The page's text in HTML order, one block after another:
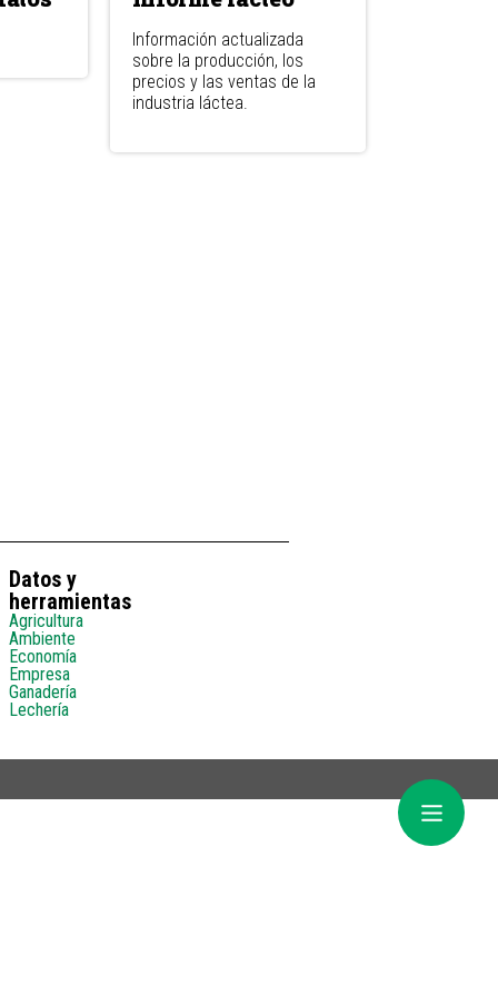
Información actualizada
sobre la producción, los
precios y las ventas de la
industria láctea.
Datos y
herramientas
Agricultura
Ambiente
Economía
Empresa
Ganadería
Lechería